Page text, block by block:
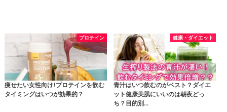
プロテイン
痩せたい女性向け!プロテインを飲む
タイミングはいつが効果的？
健康・ダイエット
青汁はいつ飲むのがベスト？ダイエ
ット健康美肌にいいのは朝夜どっ
ち？目的別…